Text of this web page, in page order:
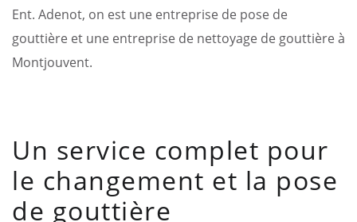
Ent. Adenot, on est une entreprise de pose de
gouttière et une entreprise de nettoyage de gouttière à
Montjouvent.
Un service complet pour
le changement et la pose
de gouttière